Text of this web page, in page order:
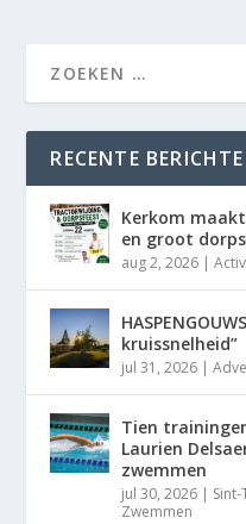
RECENTE
Kerkom
en groot
aug 2, 2026 |
kruissnelheid”
jul 31, 2026 |
Tien
Laurien
zwemmen
jul 30, 2026 |
Zwemmen